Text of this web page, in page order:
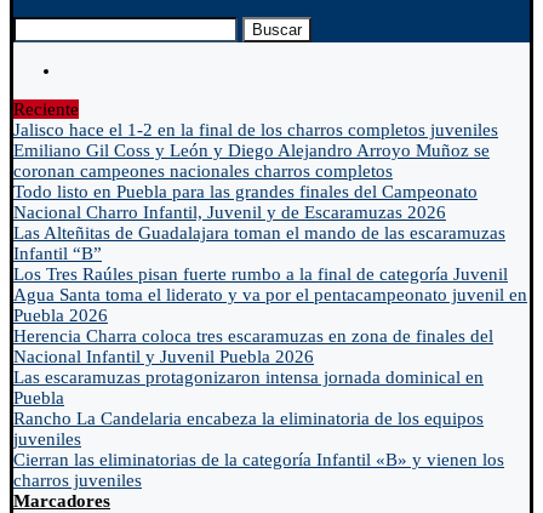
Buscar
Reciente
Jalisco hace el 1-2 en la final de los charros completos juveniles
Emiliano Gil Coss y León y Diego Alejandro Arroyo Muñoz se
coronan campeones nacionales charros completos
Todo listo en Puebla para las grandes finales del Campeonato
Nacional Charro Infantil, Juvenil y de Escaramuzas 2026
Las Alteñitas de Guadalajara toman el mando de las escaramuzas
Infantil “B”
Los Tres Raúles pisan fuerte rumbo a la final de categoría Juvenil
Agua Santa toma el liderato y va por el pentacampeonato juvenil en
Puebla 2026
Herencia Charra coloca tres escaramuzas en zona de finales del
Nacional Infantil y Juvenil Puebla 2026
Las escaramuzas protagonizaron intensa jornada dominical en
Puebla
Rancho La Candelaria encabeza la eliminatoria de los equipos
juveniles
Cierran las eliminatorias de la categoría Infantil «B» y vienen los
charros juveniles
Marcadores